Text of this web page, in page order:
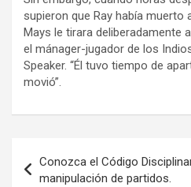
supieron que Ray había muerto
Mays le tirara deliberadamente
el mánager-jugador de los
Speaker. “Él tuvo tiempo de
movió”.
de
Conozca el Código
manipulación de partidos.